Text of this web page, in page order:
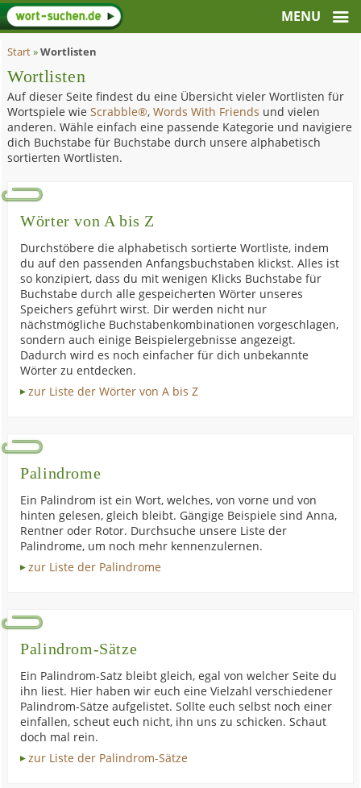
Start»Wortlisten
Wortlisten
Auf dieser Seite findest du eine Übersicht vieler Wortlisten für
Wortspiele wieScrabble®,Words With Friends und vielen
anderen. Wähle einfach eine passende Kategorie und navigiere
dich Buchstabe für Buchstabe durch unsere alphabetisch
sortierten Wortlisten.
Wörter von A bis Z
Durchstöbere die alphabetisch sortierte Wortliste, indem
du auf den passenden Anfangsbuchstaben klickst. Alles ist
so konzipiert, dass du mit wenigen Klicks Buchstabe für
Buchstabe durch alle gespeicherten Wörter unseres
Speichers geführt wirst. Dir werden nicht nur
nächstmögliche Buchstabenkombinationen vorgeschlagen,
sondern auch einige Beispielergebnisse angezeigt.
Dadurch wird es noch einfacher für dich unbekannte
Wörter zu entdecken.
zur Liste der Wörter von A bis Z
Palindrome
Ein Palindrom ist ein Wort, welches, von vorne und von
hinten gelesen, gleich bleibt. Gängige Beispiele sind Anna,
Rentner oder Rotor. Durchsuche unsere Liste der
Palindrome, um noch mehr kennenzulernen.
zur Liste der Palindrome
Palindrom-Sätze
Ein Palindrom-Satz bleibt gleich, egal von welcher Seite du
ihn liest. Hier haben wir euch eine Vielzahl verschiedener
Palindrom-Sätze aufgelistet. Sollte euch selbst noch einer
einfallen, scheut euch nicht, ihn uns zu schicken. Schaut
doch mal rein.
zur Liste der Palindrom-Sätze